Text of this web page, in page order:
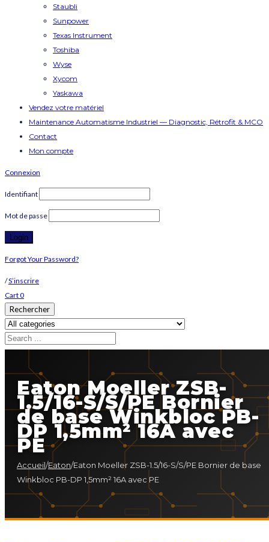
Staubli
Sunpower
Texas Instrument
Toshiba
Wyse
Xycom
Yaskawa
Vendez votre matériel
Maintenance Automatisme Industriel — Diagnostic, Rétrofit & MCO
Contact
Mon compte
Connexion
Identifiant
Mot de passe
Forgot Your Password?
/S’inscrire
Cart0
Rechercher
Eaton Moeller ZSB-
1.5/16-S/S/PE Bornier
de base Winkbloc PB-
DP 1,5mm² 16A avec
PE
Accueil/Eaton/Eaton Moeller ZSB-1.5/16-S/S/PE Bornier de base
Winkbloc PB-DP 1,5mm² 16A avec PE